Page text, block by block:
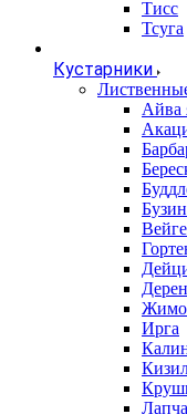
Тисс
Тсуга
Кустарники
Айва
Дерен
Ирга